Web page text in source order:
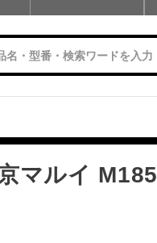
マルイ